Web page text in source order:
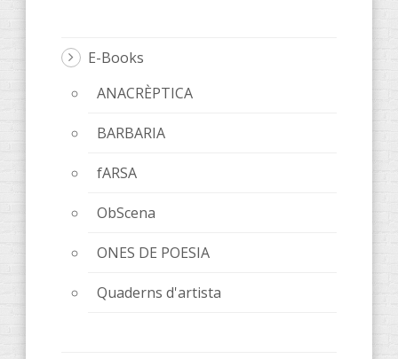
E-Books
ANACRÈPTICA
BARBARIA
fARSA
ObScena
ONES DE POESIA
Quaderns d'artista